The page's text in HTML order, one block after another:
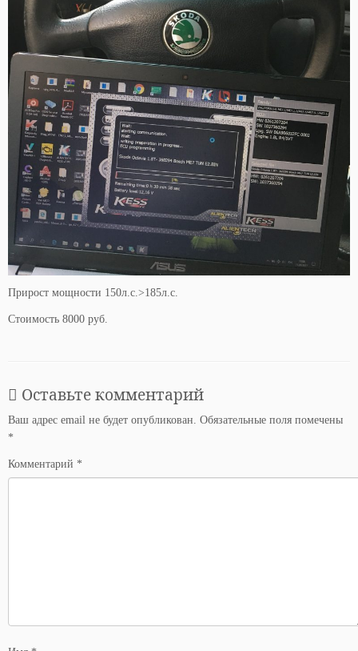
Прирост мощности 150л.с.>185л.с.
Стоимость 8000 руб.
Оставьте комментарий
Ваш адрес email не будет опубликован. Обязательные поля помечены
*
Комментарий *